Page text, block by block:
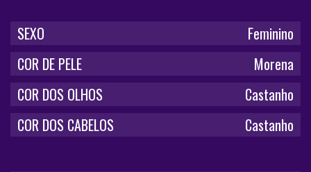
SEXO
Feminino
COR DE PELE
Morena
COR DOS OLHOS
Castanho
COR DOS CABELOS
Castanho